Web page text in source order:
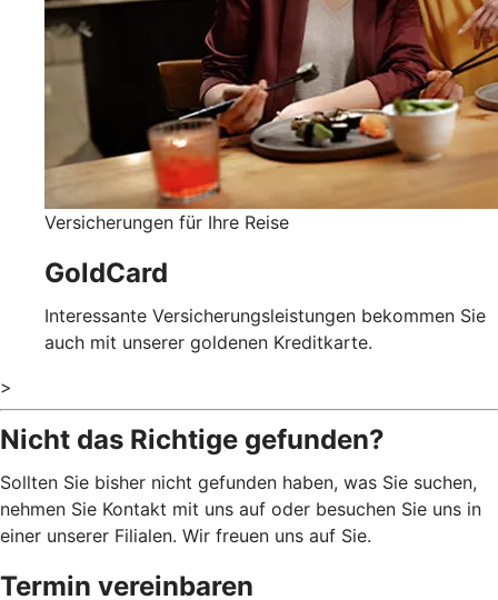
Versicherungen für Ihre Reise
GoldCard
Interessante Versicherungsleistungen bekommen Sie
auch mit unserer goldenen Kreditkarte.
>
Nicht das Richtige gefunden?
Sollten Sie bisher nicht gefunden haben, was Sie suchen,
nehmen Sie Kontakt mit uns auf oder besuchen Sie uns in
einer unserer Filialen. Wir freuen uns auf Sie.
Termin vereinbaren